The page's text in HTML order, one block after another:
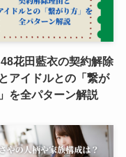
花田藍衣の契約解除
アイドルとの「繋が
を全パターン解説